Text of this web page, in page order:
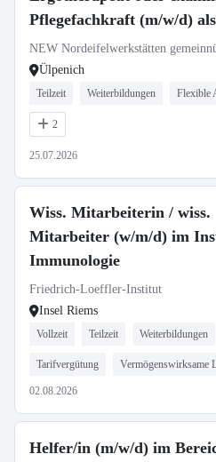
Pflegefachkraft (m/w/d) als
Krankheitsvertretung
NEW Nordeifelwerkstätten
Ülpenich
Teilzeit Weiterbildungen Flexible
2
25.07.2026
Wiss. Mitarbeiterin / wiss.
Mitarbeiter (w/m/d) im
Immunologie
Friedrich-Loeffler-Institut
Insel Riems
Vollzeit Teilzeit Weiterbildungen
Tarifvergütung Vermögenswirksame
02.08.2026
Helfer/in (m/w/d) im